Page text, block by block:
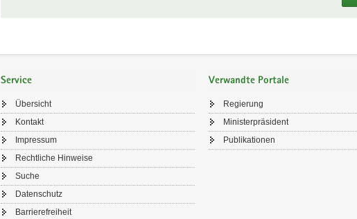
Service
Übersicht
Kontakt
Impressum
Rechtliche Hinweise
Suche
Datenschutz
Barrierefreiheit
Verwandte Portale
Regierung
Ministerpräsident
Publikationen